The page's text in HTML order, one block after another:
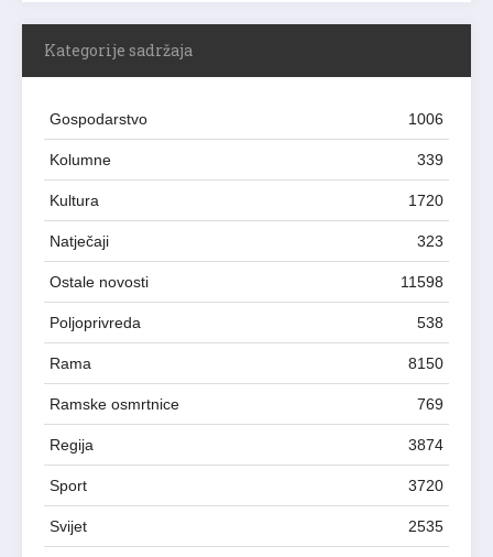
Kategorije sadržaja
Gospodarstvo 1006
Kolumne 339
Kultura 1720
Natječaji 323
Ostale novosti 11598
Poljoprivreda 538
Rama 8150
Ramske osmrtnice 769
Regija 3874
Sport 3720
Svijet 2535